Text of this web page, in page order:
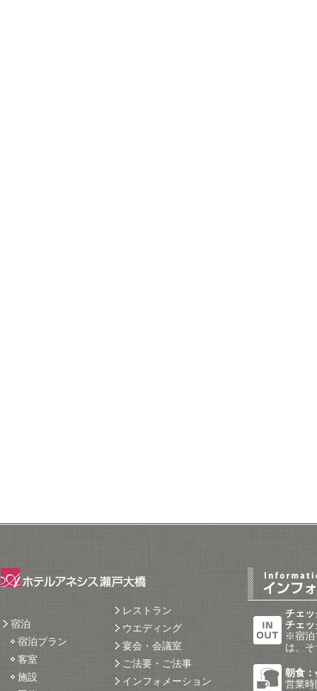
宿泊
宿泊プラン
客室
施設
レストラン
ウエディング
宴会・会議室
ご法要・ご法事
インフォメーション
チェ
チェ
※宿泊
は、
朝食
営業